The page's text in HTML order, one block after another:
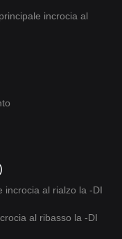
incrocia al
incrocia al rialzo la -DI
al ribasso la -DI